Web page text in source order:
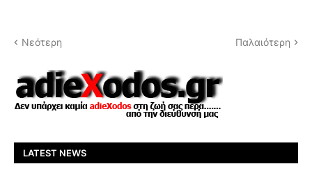
Νεότερη Παλαιότερη
LATEST NEWS